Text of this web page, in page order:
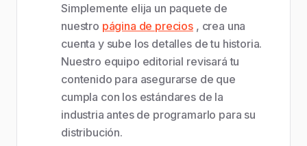
Simplemente elija un paquete de
nuestro página de precios , crea una
cuenta y sube los detalles de tu historia.
Nuestro equipo editorial revisará tu
contenido para asegurarse de que
cumpla con los estándares de la
industria antes de programarlo para su
distribución.